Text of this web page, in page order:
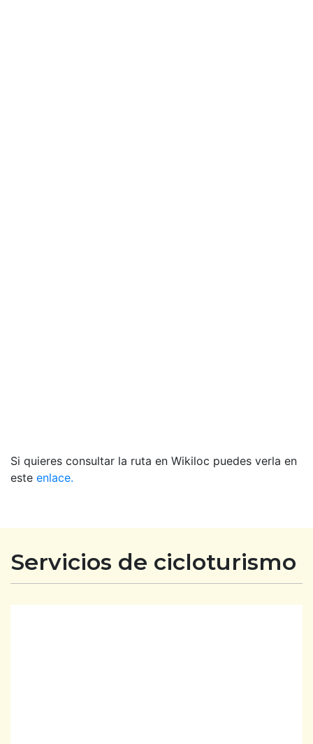
Si quieres consultar la ruta en Wikiloc puedes verla en
este enlace.
Servicios de cicloturismo